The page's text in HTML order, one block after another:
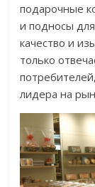
подарочные
и подносы
качество и
только
лидера на